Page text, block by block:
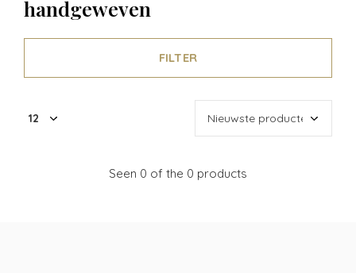
handgeweven
FILTER
Seen 0 of the 0 products